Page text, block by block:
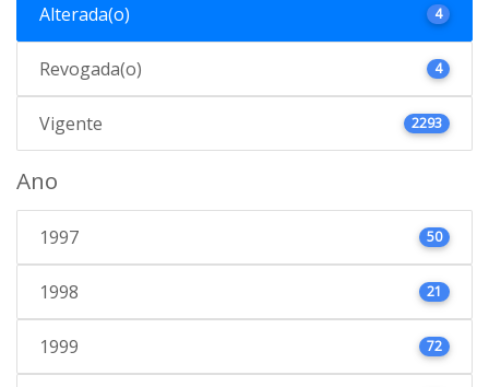
Alterada(o) 4
Revogada(o) 4
Vigente 2293
Ano
1997 50
1998 21
1999 72